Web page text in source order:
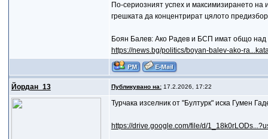
По-сериозният успех и максимизирането на
грешката да концентрират цялото
Боян Балев: Ако Радев и БСП имат общо над
https://news.bg/politics/boyan-balev-ako-
Йордан_13 Публикувано на:17.2.2026, 17:22
Турчака изселник от "Бултурк" иска Гумен
https://drive.google.com/file/d/